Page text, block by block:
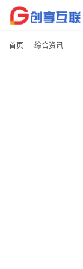
首页 综合资讯